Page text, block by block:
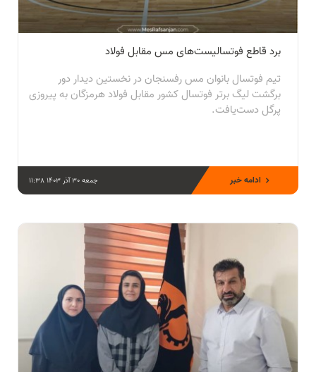
برد قاطع فوتسالیست‌های مس مقابل فولاد
تیم فوتسال بانوان مس رفسنجان در نخستین دیدار دور
برگشت لیگ برتر فوتسال کشور مقابل فولاد هرمزگان به پیروزی
پرگل دست‌یافت.
جمعه 30 آذر 1403 11:38 ادامه خبر